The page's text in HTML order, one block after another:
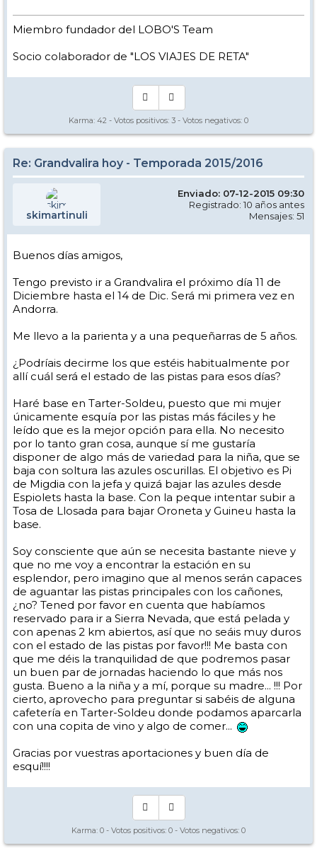
Miembro fundador del LOBO'S Team
Socio colaborador de "LOS VIAJES DE RETA"
Karma: 42 - Votos positivos: 3 - Votos negativos: 0
Re: Grandvalira hoy - Temporada 2015/2016
skimartinuli
Enviado: 07-12-2015 09:30
Registrado: 10 años antes
Mensajes: 51
Buenos días amigos,
Tengo previsto ir a Grandvalira el próximo día 11 de
Diciembre hasta el 14 de Dic. Será mi primera vez en
Andorra.
Me llevo a la parienta y a una pequeñarras de 5 años.
¿Podríais decirme los que estéis habitualmente por
allí cuál será el estado de las pistas para esos días?
Haré base en Tarter-Soldeu, puesto que mi mujer
únicamente esquía por las pistas más fáciles y he
leído que es la mejor opción para ella. No necesito
por lo tanto gran cosa, aunque sí me gustaría
disponer de algo más de variedad para la niña, que se
baja con soltura las azules oscurillas. El objetivo es Pi
de Migdia con la jefa y quizá bajar las azules desde
Espiolets hasta la base. Con la peque intentar subir a
Tosa de Llosada para bajar Oroneta y Guineu hasta la
base.
Soy consciente que aún se necesita bastante nieve y
que no me voy a encontrar la estación en su
esplendor, pero imagino que al menos serán capaces
de aguantar las pistas principales con los cañones,
¿no? Tened por favor en cuenta que habíamos
reservado para ir a Sierra Nevada, que está pelada y
con apenas 2 km abiertos, así que no seáis muy duros
con el estado de las pistas por favor!!! Me basta con
que me déis la tranquilidad de que podremos pasar
un buen par de jornadas haciendo lo que más nos
gusta. Bueno a la niña y a mí, porque su madre... !!! Por
cierto, aprovecho para preguntar si sabéis de alguna
cafetería en Tarter-Soldeu donde podamos aparcarla
con una copita de vino y algo de comer...
Gracias por vuestras aportaciones y buen día de
esquí!!!!
Karma: 0 - Votos positivos: 0 - Votos negativos: 0